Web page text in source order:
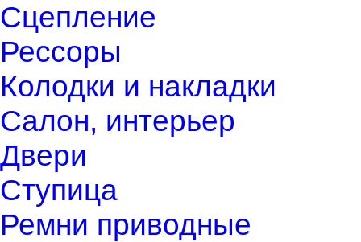
Сцепление
Рессоры
Колодки и накладки
Салон, интерьер
Двери
Ступица
Ремни приводные